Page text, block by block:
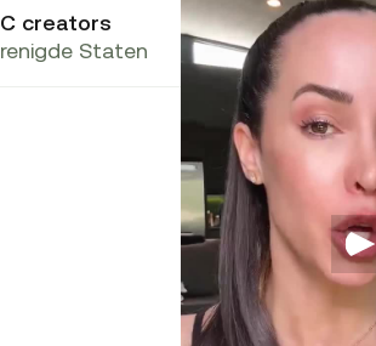
creators
Staten